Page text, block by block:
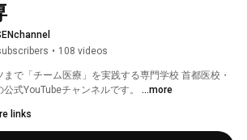
• 108 videos
で「チーム医療」を実践する専門学校 首都医校・
式YouTubeチャンネルです。 ...more
links